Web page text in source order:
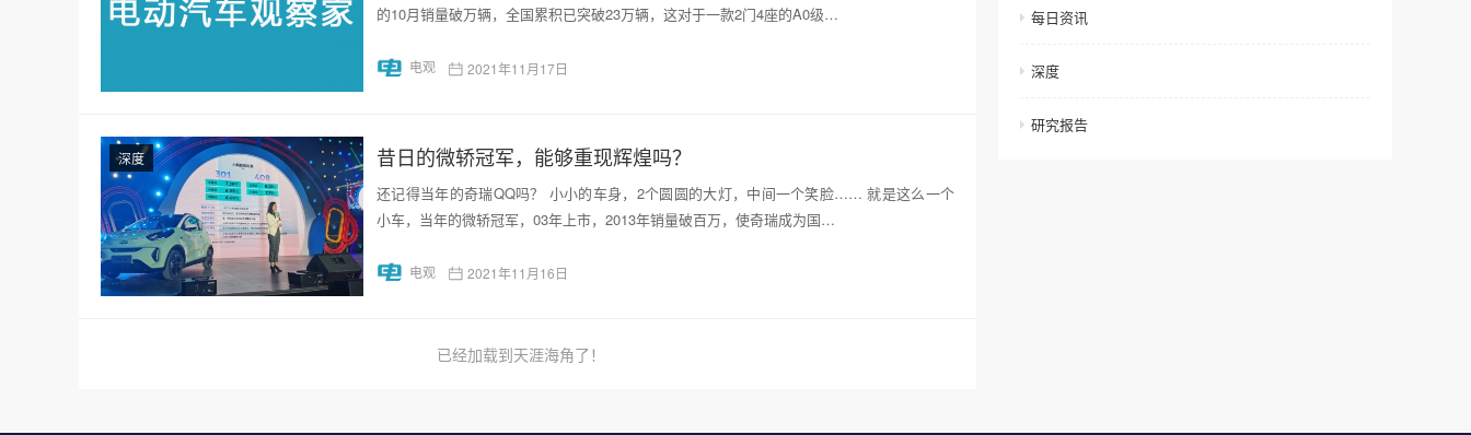
的10月销量破万辆，全国累积已突破23万辆，这对于一款2门4座的A0级…
电观 2021年11月17日
昔日的微轿冠军，能够重现辉煌吗？
深度
还记得当年的奇瑞QQ吗？ 小小的车身，2个圆圆的大灯，中间一个笑脸…… 就是这么一个
小车，当年的微轿冠军，03年上市，2013年销量破百万，使奇瑞成为国…
电观 2021年11月16日
已经加载到天涯海角了！
每日资讯
深度
研究报告